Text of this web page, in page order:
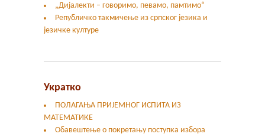
„Дијалекти – говоримо, певамо, памтимо“
Републичко такмичење из српског језика и
језичке културе
Укратко
ПОЛАГАЊА ПРИЈЕМНОГ ИСПИТА ИЗ
МАТЕМАТИКЕ
Обавештење о покретању поступка избора